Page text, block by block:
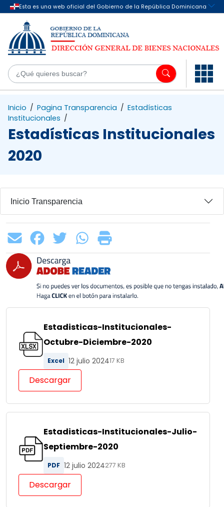
Saltar al contenido principal
Inicio / Pagina Transparencia / Estadísticas
Institucionales /
Estadísticas Institucionales
2020
Inicio Transparencia
Estadisticas-Institucionales-
Octubre-Diciembre-2020
Excel 12 julio 202417 KB
Descargar
Estadisticas-Institucionales-Julio-
Septiembre-2020
PDF 12 julio 2024277 KB
Descargar